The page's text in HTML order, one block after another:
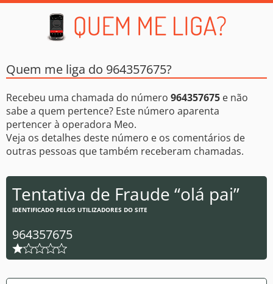
Quem me liga do 964357675?
Recebeu uma chamada do número 964357675 e não
sabe a quem pertence? Este número aparenta
pertencer à operadora Meo.
Veja os detalhes deste número e os comentários de
outras pessoas que também receberam chamadas.
Tentativa de Fraude “olá pai”
IDENTIFICADO PELOS UTILIZADORES DO SITE
964357675